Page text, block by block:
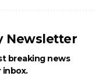
Newsletter
breaking news
inbox.